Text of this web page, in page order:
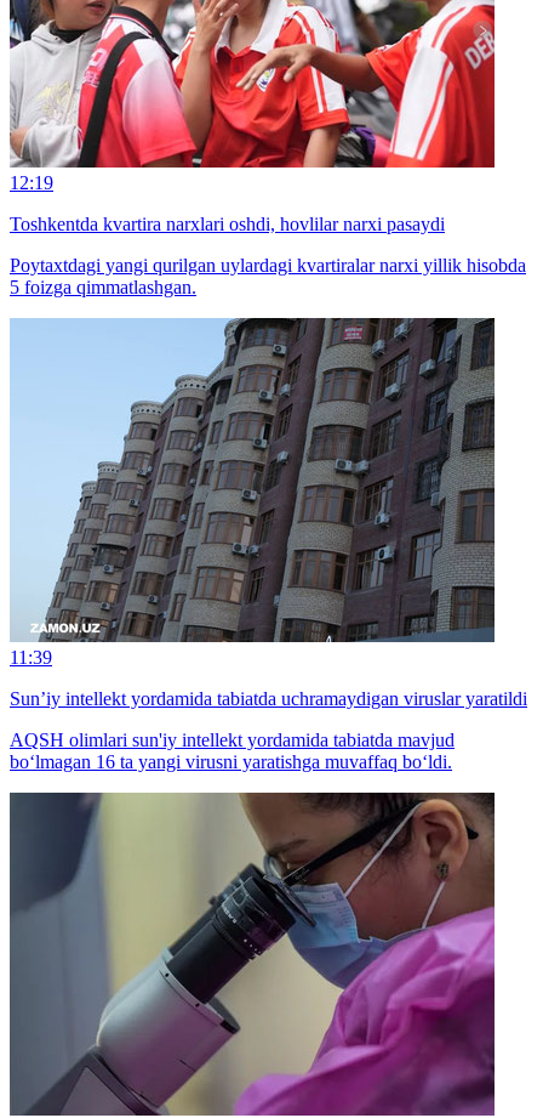
12:19
Toshkentda kvartira narxlari oshdi, hovlilar narxi pasaydi
Poytaxtdagi yangi qurilgan uylardagi kvartiralar narxi yillik hisobda
5 foizga qimmatlashgan.
11:39
Sun’iy intellekt yordamida tabiatda uchramaydigan viruslar yaratildi
AQSH olimlari sun'iy intellekt yordamida tabiatda mavjud
bo‘lmagan 16 ta yangi virusni yaratishga muvaffaq bo‘ldi.